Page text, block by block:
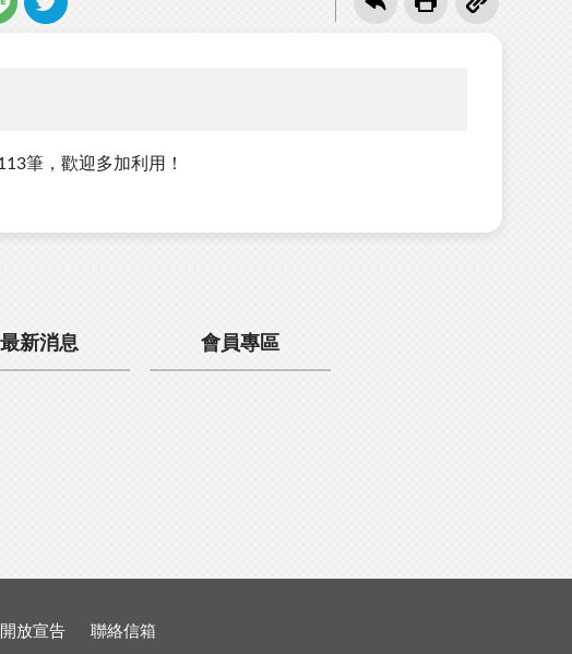
筆，歡迎多加利用！
最新消息 會員專區
放宣告 聯絡信箱